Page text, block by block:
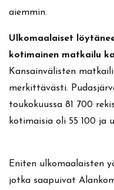
aiemmin.
Ulkomaalaiset
kotimainen matkailu
Kansainvälisten
merkittävästi.
toukokuussa 81 700
kotimaisia oli 55 100 ja
Eniten ulkomaalaisten
jotka saapuivat